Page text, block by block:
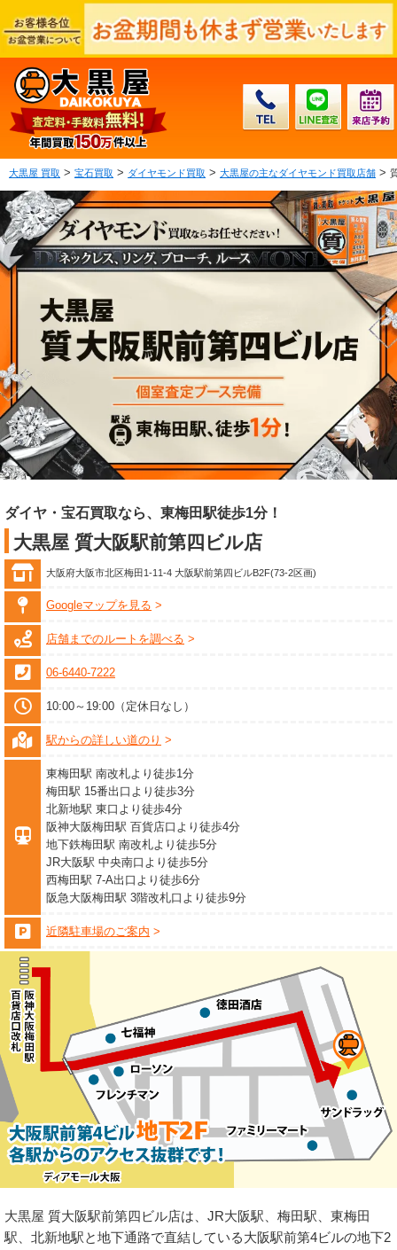
大黒屋 買取 > 宝石買取 > ダイヤモンド買取 > 大黒屋の主なダイヤモンド買取店舗 >
ダイヤ・宝石買取なら、東梅田駅徒歩1分！
大黒屋 質大阪駅前第四ビル店
大阪府大阪市北区梅田1-11-4 大阪駅前第四ビルB2F(73-2区画)
Googleマップを見る
店舗までのルートを調べる
06-6440-7222
10:00～19:00（定休日なし）
駅からの詳しい道のり
東梅田駅 南改札より徒歩1分
梅田駅 15番出口より徒歩3分
北新地駅 東口より徒歩4分
阪神大阪梅田駅 百貨店口より徒歩4分
地下鉄梅田駅 南改札より徒歩5分
JR大阪駅 中央南口より徒歩5分
西梅田駅 7-A出口より徒歩6分
阪急大阪梅田駅 3階改札口より徒歩9分
近隣駐車場のご案内
大黒屋 質大阪駅前第四ビル店は、JR大阪駅、梅田駅、東梅田
駅、北新地駅と地下通路で直結している大阪駅前第4ビルの地下2